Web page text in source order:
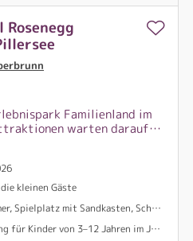
Rosenegg
Familienland im
warten darauf,
entdeckt zu werden.
ganze Familie in St.
kleinen Gäste
mit Sandkasten, Schaukel und Rutsche
Woche (außer montags) jeweils 4-6 Stunden am Nachmittag, betreut durch das Hotelpersonal